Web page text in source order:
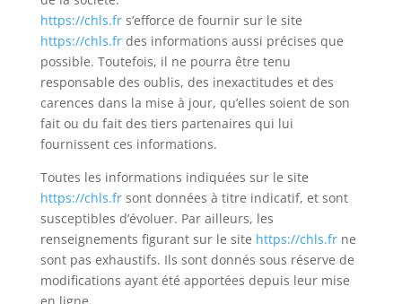
https://chls.frs’efforce de fournir sur le site
https://chls.frdes informations aussi précises que
possible. Toutefois, il ne pourra être tenu
responsable des oublis, des inexactitudes et des
carences dans la mise à jour, qu’elles soient de son
fait ou du fait des tiers partenaires qui lui
fournissent ces informations.
Toutes les informations indiquées sur le site
https://chls.frsont données à titre indicatif, et sont
susceptibles d’évoluer. Par ailleurs, les
renseignements figurant sur le site https://chls.frne
sont pas exhaustifs. Ils sont donnés sous réserve de
modifications ayant été apportées depuis leur mise